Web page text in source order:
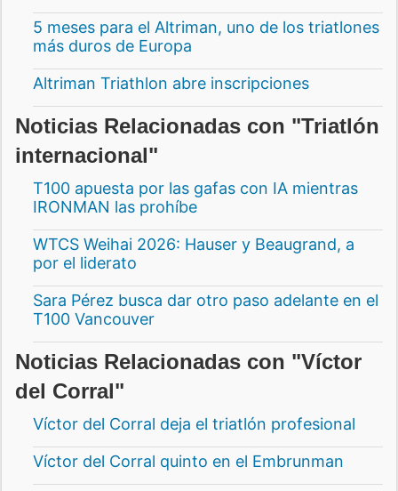
5 meses para el Altriman, uno de los triatlones
más duros de Europa
Altriman Triathlon abre inscripciones
Noticias Relacionadas con "Triatlón
internacional"
T100 apuesta por las gafas con IA mientras
IRONMAN las prohíbe
WTCS Weihai 2026: Hauser y Beaugrand, a
por el liderato
Sara Pérez busca dar otro paso adelante en el
T100 Vancouver
Noticias Relacionadas con "Víctor
del Corral"
Víctor del Corral deja el triatlón profesional
Víctor del Corral quinto en el Embrunman